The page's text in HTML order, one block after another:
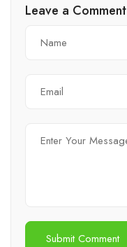
Leave a Comment